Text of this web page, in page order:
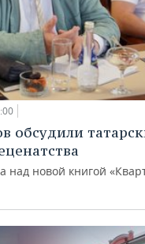
обсудили
над новой книгой